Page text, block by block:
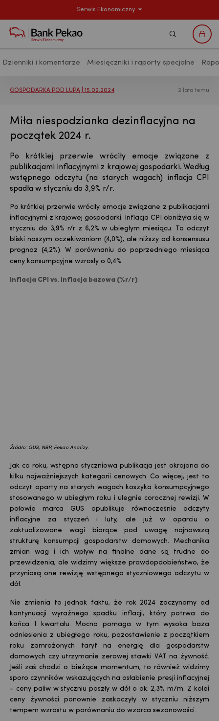
Serwis Ekonomiczny
Dzienniki i komentarze Miesięczniki i raporty specjalne
Szukaj
Analizy makroekonomiczne -
GOSPODARKA POD LUPĄ | 15.02.2024 2 lata temu
Miła niespodzianka dezinflacyjna na
początek 2024 r.
Po krótkiej przerwie wróciły emocje związane z
publikacjami inflacyjnymi z krajowej gospodarki. Według
wstępnego odczytu (na starych wagach) inflacja CPI
spadła w styczniu do 3,9% r/r.
Po krótkiej przerwie wróciły emocje związane z publikacjami
inflacyjnymi z krajowej gospodarki. Inflacja CPI obniżyła się w
styczniu do 3,9% r/r z 6,2% w ubiegłym miesiącu. To odczyt
bliski naszym oczekiwaniom (4,0%), ale niższy od konsensusu
prognoz (4,2%). W porównaniu do poprzedniego miesiąca
ceny konsumpcyjne wzrosły o 0,4%.
Inflacja CPI vs. inflacja bazowa (%r/r)
Źródło: GUS, NBP, Pekao Analizy.
Jak co roku, wstępna styczniowa publikacja jest okrojona do
kilku najważniejszych kategorii cenowych. Co więcej, jest to
odczyt oparty na starych wagach koszyka konsumpcyjnego
stosowanego w ubiegłym roku i ulegnie corocznej rewizji. W
połowie marca GUS opublikuje równocześnie odczyty
inflacyjne za styczeń i luty, ale już w oparciu o
zaktualizowane wagi biorące pod uwagę najnowszą
strukturę konsumpcji gospodarstw domowych. Mechanika
zmian wag i ich wpływ na finalne dane są trudne do
przewidzenia, ale widzimy większe prawdopdobieństwo, że
przyniosą one rewizję wstępnego styczniowego odczytu w
dół.
Nie zmienia to jednak faktu, że rok 2024 zaczynamy od
kontynuacji wyraźnego spadku inflacji, który potrwa do
końca I kwartału. Mocno pomaga w tym wysoka baza
odniesienia z ubiegłego roku, pozostawienie z początkiem
roku zamrożonych taryf na energię dla gospodarstw
domowych czy utrzymanie zerowej stawki VAT na żywność.
Jeśli zaś chodzi o bieżące momentum, to również widzimy
sporo czynników wskazujących na osłabienie presji inflacyjnej
– ceny paliw w styczniu poszły w dół o ok. 2,3% m/m. Z kolei
ceny żywności ponownie zaskoczyły w styczniu niższym
tempem wzrostu w porównaniu do wzorca sezonowości.